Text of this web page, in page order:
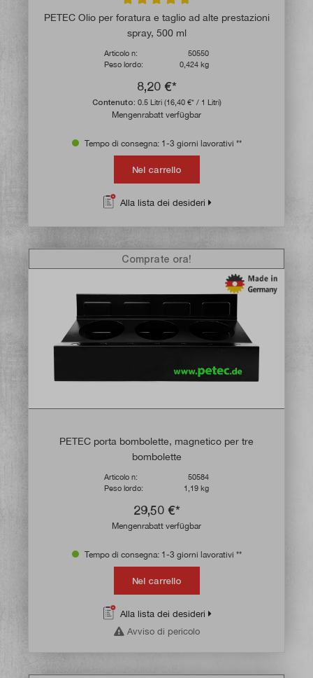
Valutazione media di 4.6 su 5 stelle
PETEC Olio per foratura e taglio ad alte prestazioni
spray, 500 ml
Articolo n:
50550
Peso lordo:
0,424 kg
8,20 €*
Contenuto: 0.5 Litri (16,40 €* / 1 Litri)
Mengenrabatt verfügbar
Tempo di consegna: 1-3 giorni lavorativi **
Nel carrello
Alla lista dei desideri
PETEC porta bombolette, magnetico per tre
bombolette
Articolo n:
50584
Peso lordo:
1,19 kg
29,50 €*
Mengenrabatt verfügbar
Comprate ora!
Tempo di consegna: 1-3 giorni lavorativi **
Nel carrello
Alla lista dei desideri
Avviso di pericolo